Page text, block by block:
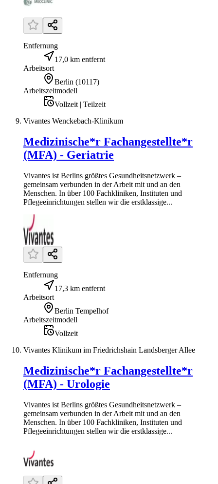
Entfernung
17,0 km entfernt
Arbeitsort
Berlin (10117)
Arbeitszeitmodell
Vollzeit | Teilzeit
Vivantes Wenckebach-Klinikum
Medizinische*r Fachangestellte*r
(MFA) - Geriatrie
Vivantes ist Berlins größtes Gesundheitsnetzwerk –
gemeinsam verbunden in der Arbeit mit und an den
Menschen. In über 100 Fachkliniken, Instituten und
Pflegeeinrichtungen stellen wir die erstklassige...
Entfernung
17,3 km entfernt
Arbeitsort
Berlin Tempelhof
Arbeitszeitmodell
Vollzeit
Vivantes Klinikum im Friedrichshain Landsberger Allee
Medizinische*r Fachangestellte*r
(MFA) - Urologie
Vivantes ist Berlins größtes Gesundheitsnetzwerk –
gemeinsam verbunden in der Arbeit mit und an den
Menschen. In über 100 Fachkliniken, Instituten und
Pflegeeinrichtungen stellen wir die erstklassige...